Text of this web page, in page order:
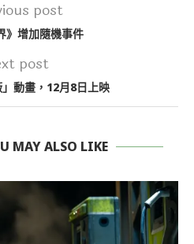
post
》增加隨機事件
post
」動畫，12月8日上映
MAY ALSO LIKE